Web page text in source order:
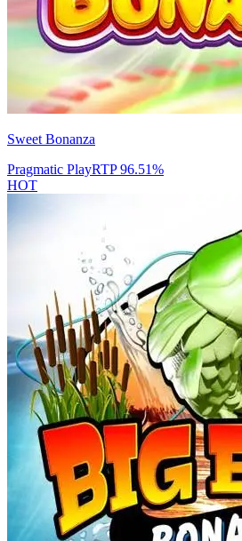
Sweet Bonanza
Pragmatic PlayRTP96.51%
HOT